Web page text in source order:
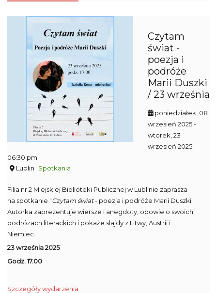
Czytam
świat -
poezja i
podróże
Marii Duszki
/ 23 września
poniedziałek, 08
wrzesień 2025-
wtorek, 23
wrzesień 2025
06:30 pm
Lublin
Spotkania
Filia nr 2 Miejskiej Biblioteki Publicznej w Lublinie zaprasza
na spotkanie "Czytam świat- poezja i podróże Marii Duszki".
Autorka zaprezentuje wiersze i anegdoty, opowie o swoich
podróżach literackich i pokaże slajdy z Litwy, Austrii i
Niemiec.
23 września 2025
Godz. 17.00
Szczegóły wydarzenia